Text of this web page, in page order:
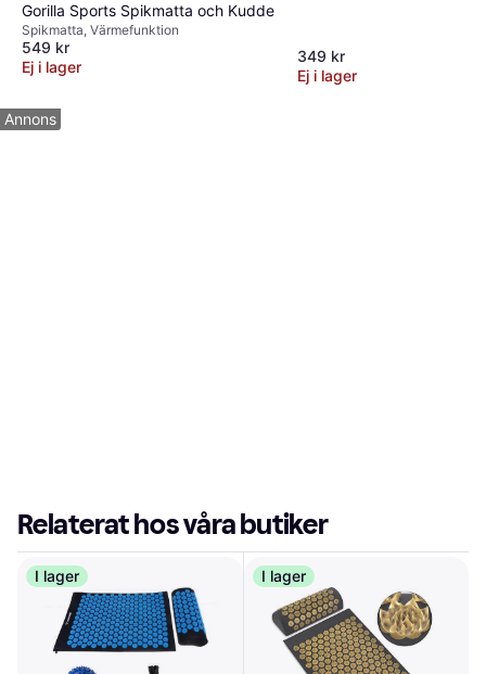
Gorilla Sports Spikmatta och Kudde
Spikmatta, Värmefunktion
549 kr
Ej i lager
349 kr
Ej i lager
Annons
Relaterat hos våra butiker
I lager I lager